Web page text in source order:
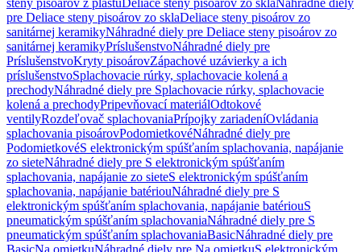
steny pisoárov z plastuDeliace steny pisoárov zo sklaNáhradné diely
pre Deliace steny pisoárov zo sklaDeliace steny pisoárov zo
sanitárnej keramikyNáhradné diely pre Deliace steny pisoárov zo
sanitárnej keramikyPríslušenstvoNáhradné diely pre
PríslušenstvoKryty pisoárovZápachové uzávierky a ich
príslušenstvoSplachovacie rúrky, splachovacie kolená a
prechodyNáhradné diely pre Splachovacie rúrky, splachovacie
kolená a prechodyPripevňovací materiálOdtokové
ventilyRozdeľovač splachovaniaPrípojky zariadeníOvládania
splachovania pisoárovPodomietkovéNáhradné diely pre
PodomietkovéS elektronickým spúšťaním splachovania, napájanie
zo sieteNáhradné diely pre S elektronickým spúšťaním
splachovania, napájanie zo sieteS elektronickým spúšťaním
splachovania, napájanie batériouNáhradné diely pre S
elektronickým spúšťaním splachovania, napájanie batériouS
pneumatickým spúšťaním splachovaniaNáhradné diely pre S
pneumatickým spúšťaním splachovaniaBasicNáhradné diely pre
BasicNa omietkuNáhradné diely pre Na omietkuS elektronickým